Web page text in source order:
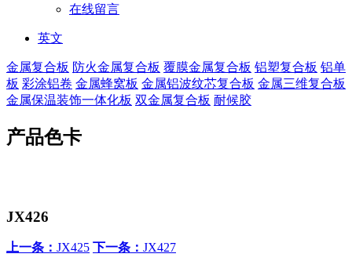
在线留言
英文
金属复合板 防火金属复合板 覆膜金属复合板 铝塑复合板 铝单
板 彩涂铝卷 金属蜂窝板 金属铝波纹芯复合板 金属三维复合板
金属保温装饰一体化板 双金属复合板 耐候胶
产品色卡
JX426
上一条： JX425 下一条： JX427